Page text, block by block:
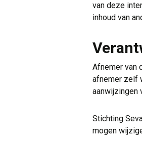
van deze
inhoud van
Afnemer van
afnemer zelf
aanwijzingen
Stichting
mogen